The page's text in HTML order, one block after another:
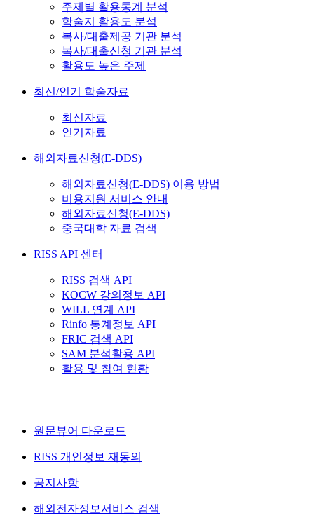
주제별 활용통계 분석
학술지 활용도 분석
복사/대출제공 기관 분석
복사/대출신청 기관 분석
활용도 높은 주제
최신/인기 학술자료
최신자료
인기자료
해외자료신청(E-DDS)
해외자료신청(E-DDS) 이용 방법
비용지원 서비스 안내
해외자료신청(E-DDS)
중국대학 자료 검색
RISS API 센터
RISS 검색 API
KOCW 강의정보 API
WILL 연계 API
Rinfo 통계정보 API
FRIC 검색 API
SAM 분석활용 API
활용 및 참여 현황
원문뷰어 다운로드
RISS 개인정보 재동의
공지사항
해외전자정보서비스 검색